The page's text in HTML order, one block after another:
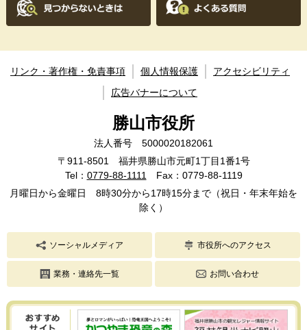
リンク・著作権・免責事項 個人情報保護
アクセシビリティ
広告バナーについて
勝山市役所
法人番号 5000020182061
〒911-8501 福井県勝山市元町1丁目1番1号
Tel： 0779-88-1111
Fax：0779-88-1119
月曜日から金曜日 8時30分から17時15分まで（祝日・年末年始を
除く）
ソーシャルメディア 市役所へのアクセス
業務・連絡先一覧 お問い合わせ